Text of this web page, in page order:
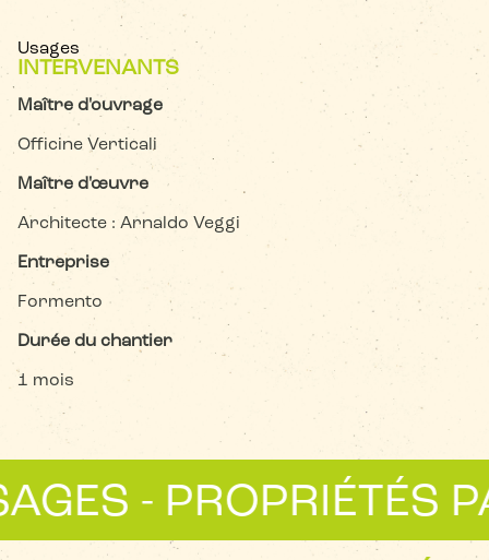
Usages
INTERVENANTS
Maître d'ouvrage
Officine Verticali
Maître d'œuvre
Architecte : Arnaldo Veggi
Entreprise
Formento
Durée du chantier
1 mois
- PROPRIÉTÉS